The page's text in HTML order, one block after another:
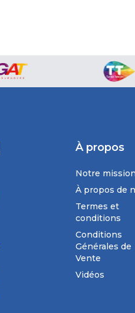
À propos
Notre
À propos de
Termes et
conditions
Conditions
Générales de
Vente
Vidéos